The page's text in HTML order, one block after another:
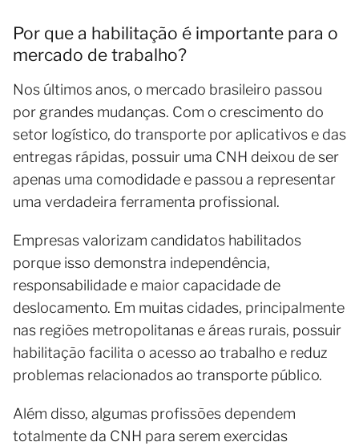
Por que a habilitação é importante para o
mercado de trabalho?
Nos últimos anos, o mercado brasileiro passou
por grandes mudanças. Com o crescimento do
setor logístico, do transporte por aplicativos e das
entregas rápidas, possuir uma CNH deixou de ser
apenas uma comodidade e passou a representar
uma verdadeira ferramenta profissional.
Empresas valorizam candidatos habilitados
porque isso demonstra independência,
responsabilidade e maior capacidade de
deslocamento. Em muitas cidades, principalmente
nas regiões metropolitanas e áreas rurais, possuir
habilitação facilita o acesso ao trabalho e reduz
problemas relacionados ao transporte público.
Além disso, algumas profissões dependem
totalmente da CNH para serem exercidas